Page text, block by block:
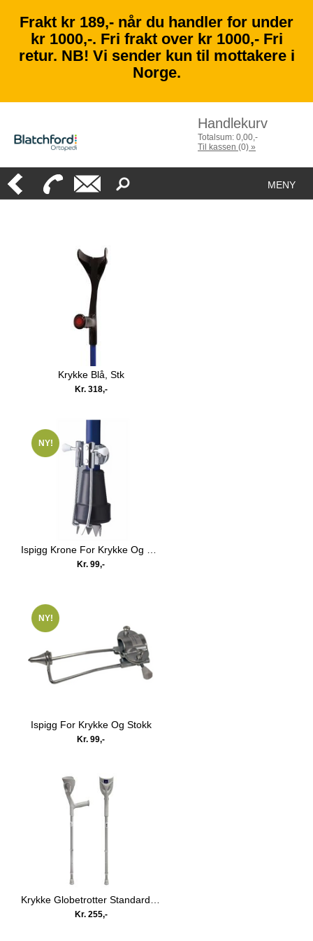
Frakt kr 189,- når du handler for under
kr 1000,-. Fri frakt over kr 1000,- Fri
retur. NB! Vi sender kun til mottakere i
Norge.
Handlekurv
Totalsum: 0,00,-
Til kassen (0) »
MENY
Krykke Blå, Stk
Kr. 318,-
NY!
Ispigg Krone For Krykke Og Stokk
Kr. 99,-
NY!
Ispigg For Krykke Og Stokk
Kr. 99,-
Krykke Globetrotter Standard Grå, Stk
Kr. 255,-